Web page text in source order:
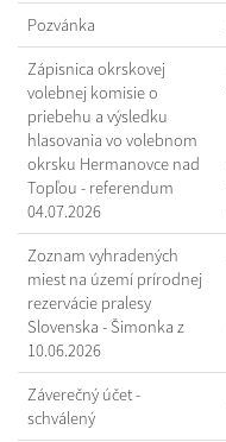
Pozvánka
Zápisnica okrskovej
volebnej komisie o
priebehu a výsledku
hlasovania vo volebnom
okrsku Hermanovce nad
Topľou - referendum
04.07.2026
Zoznam vyhradených
miest na území prírodnej
rezervácie pralesy
Slovenska - Šimonka z
10.06.2026
Záverečný účet -
schválený